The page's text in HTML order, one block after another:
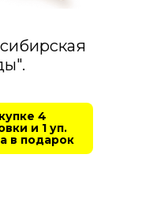
4
и 1 уп.
в подарок